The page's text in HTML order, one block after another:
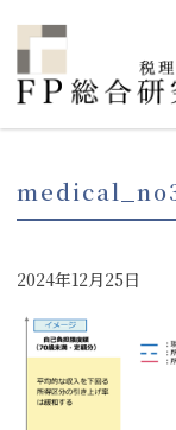
2024年12月25日